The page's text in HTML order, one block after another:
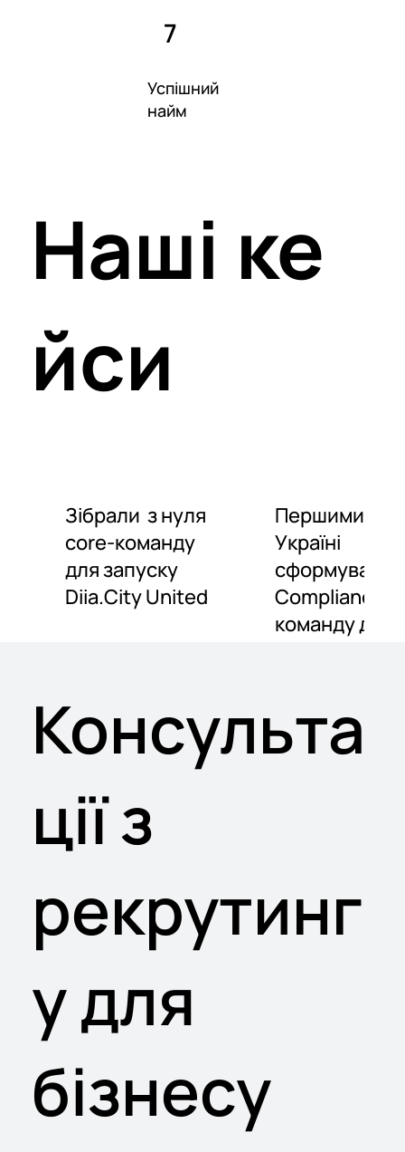
7
Успішний
найм
Наші ке
йси
Зібрали з нуля
core-команду
для запуску
Diia.City United
Першими в
Україні
сформували
Compliance-
команду для
Консульта
ції з
рекрутинг
у для
бізнесу